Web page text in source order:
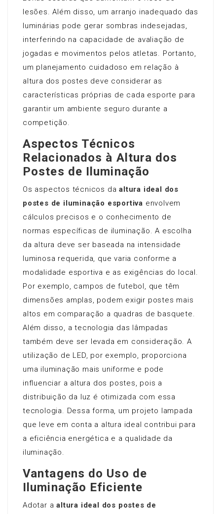
lesões. Além disso, um arranjo inadequado das
luminárias pode gerar sombras indesejadas,
interferindo na capacidade de avaliação de
jogadas e movimentos pelos atletas. Portanto,
um planejamento cuidadoso em relação à
altura dos postes deve considerar as
características próprias de cada esporte para
garantir um ambiente seguro durante a
competição.
Aspectos Técnicos
Relacionados à Altura dos
Postes de Iluminação
Os aspectos técnicos daaltura ideal dos
postes de iluminação esportiva envolvem
cálculos precisos e o conhecimento de
normas específicas de iluminação. A escolha
da altura deve ser baseada na intensidade
luminosa requerida, que varia conforme a
modalidade esportiva e as exigências do local.
Por exemplo, campos de futebol, que têm
dimensões amplas, podem exigir postes mais
altos em comparação a quadras de basquete.
Além disso, a tecnologia das lâmpadas
também deve ser levada em consideração. A
utilização de LED, por exemplo, proporciona
uma iluminação mais uniforme e pode
influenciar a altura dos postes, pois a
distribuição da luz é otimizada com essa
tecnologia. Dessa forma, um projeto lampada
que leve em conta a altura ideal contribui para
a eficiência energética e a qualidade da
iluminação.
Vantagens do Uso de
Iluminação Eficiente
Adotar aaltura ideal dos postes de